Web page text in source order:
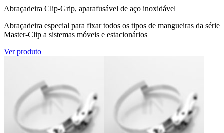
Abraçadeira Clip-Grip, aparafusável de aço inoxidável
Abraçadeira especial para fixar todos os tipos de mangueiras da série
Master-Clip a sistemas móveis e estacionários
Ver produto